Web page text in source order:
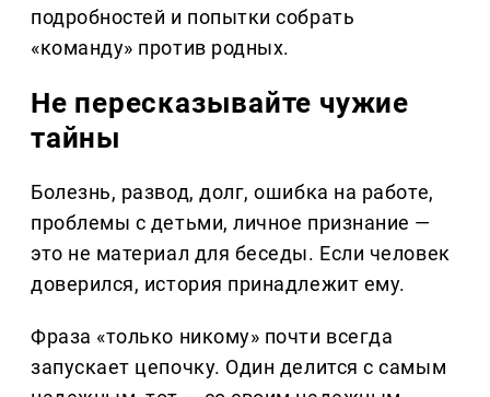
подробностей и попытки собрать
«команду» против родных.
Не пересказывайте чужие
тайны
Болезнь, развод, долг, ошибка на работе,
проблемы с детьми, личное признание —
это не материал для беседы. Если человек
доверился, история принадлежит ему.
Фраза «только никому» почти всегда
запускает цепочку. Один делится с самым